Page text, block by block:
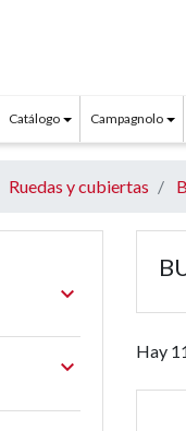
Catálogo Campagnolo
Ruedas y cubiertas


Hay